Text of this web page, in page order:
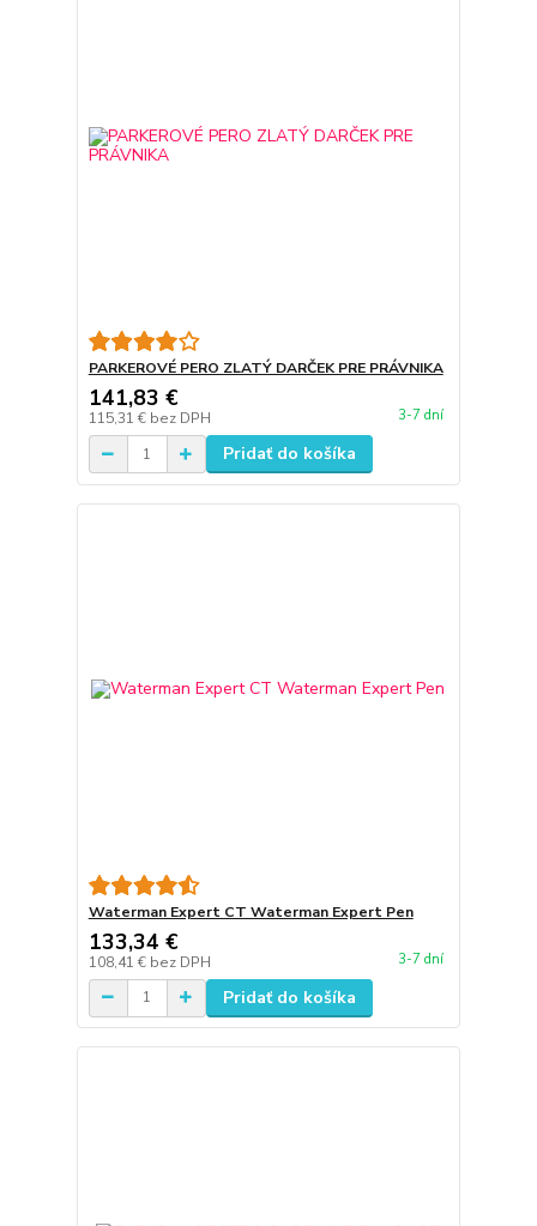
PARKEROVÉ PERO ZLATÝ DARČEK PRE PRÁVNIKA
141,83 €
115,31 € bez DPH 3-7 dní
Pridať do košíka
Waterman Expert CT Waterman Expert Pen
133,34 €
108,41 € bez DPH 3-7 dní
Pridať do košíka